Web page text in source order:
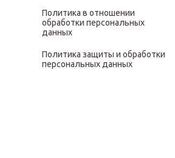
Политика в отношении
обработки персональных
данных
Политика защиты и обработки
персональных данных